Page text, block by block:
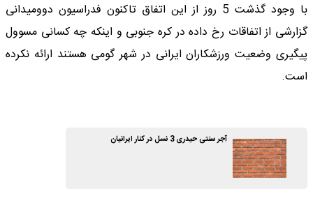
با وجود گذشت 5 روز از این اتفاق تاکنون فدراسیون دوومیدانی
گزارشی از اتفاقات رخ داده در کره جنوبی و اینکه چه کسانی مسوول
پیگیری وضعیت ورزشکاران ایرانی در شهر گومی هستند ارائه نکرده
است.
آجر سنتی حیدری 3 نسل در کنار ایرانیان